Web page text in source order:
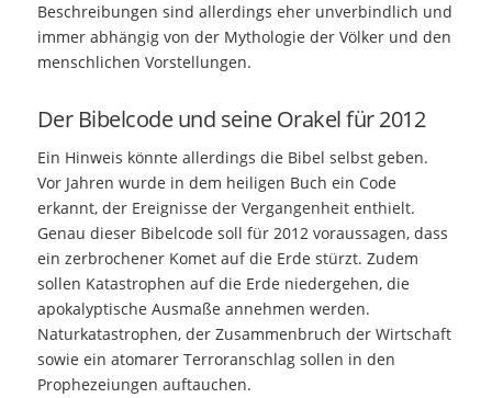
Beschreibungen sind allerdings eher unverbindlich und
immer abhängig von der Mythologie der Völker und den
menschlichen Vorstellungen.
Der Bibelcode und seine Orakel für 2012
Ein Hinweis könnte allerdings die Bibel selbst geben.
Vor Jahren wurde in dem heiligen Buch ein Code
erkannt, der Ereignisse der Vergangenheit enthielt.
Genau dieser Bibelcode soll für 2012 voraussagen, dass
ein zerbrochener Komet auf die Erde stürzt. Zudem
sollen Katastrophen auf die Erde niedergehen, die
apokalyptische Ausmaße annehmen werden.
Naturkatastrophen, der Zusammenbruch der Wirtschaft
sowie ein atomarer Terroranschlag sollen in den
Prophezeiungen auftauchen.